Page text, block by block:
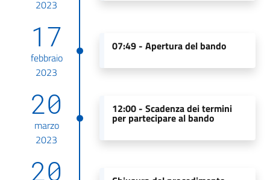
2023
17
febbraio
2023
07:49 - Apertura del bando
20
marzo
2023
12:00 - Scadenza dei termini
per partecipare al bando
20